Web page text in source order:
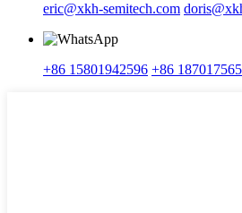
eric@xkh-semitech.com
+86 15801942596 +86